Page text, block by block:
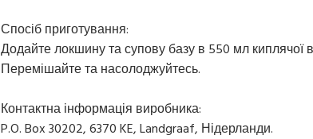
Спосіб приготування:
Додайте локшину та супову базу в 550 мл киплячої
Перемішайте та насолоджуйтесь.
Контактна інформація виробника:
P.O. Box 30202, 6370 KE, Landgraaf, Нідерланди.